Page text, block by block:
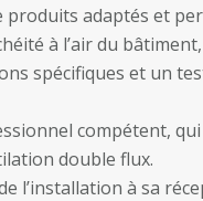
produits adaptés et
à l’air du
spécifiques et un
compétent,
double flux.
l’installation à sa